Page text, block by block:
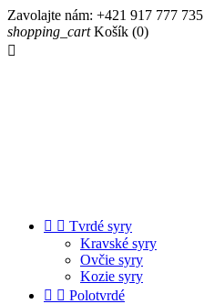
Zavolajte nám: +421 917 777 735
shopping_cart Košík (0)

  Tvrdé syry
Kravské syry
Ovčie syry
Kozie syry
  Polotvrdé